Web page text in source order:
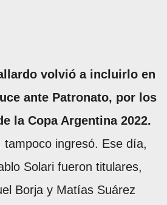
volvió a incluirlo en
ante Patronato, por los
la Copa Argentina 2022.
tampoco ingresó. Ese día,
Solari fueron titulares,
Borja y Matías Suárez